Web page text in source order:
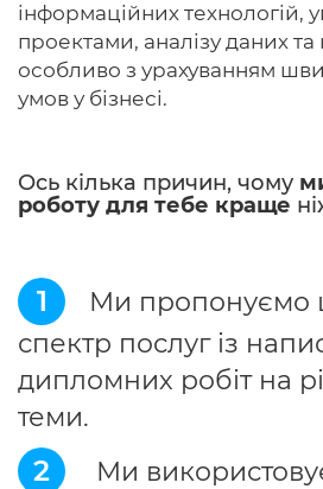
інформаційних технологій,
проектами, аналізу даних та
особливо з урахуванням
умов у бізнесі.
Ось кілька причин, чому
роботу для тебе краще
1
Ми пропонуємо
спектр послуг із
дипломних робіт на
теми.
2
Ми